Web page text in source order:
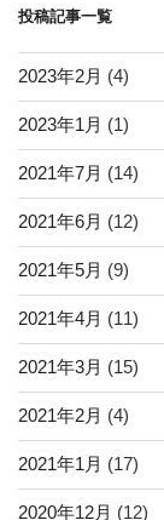
投稿記事一覧
2023年2月 (4)
2023年1月 (1)
2021年7月 (14)
2021年6月 (12)
2021年5月 (9)
2021年4月 (11)
2021年3月 (15)
2021年2月 (4)
2021年1月 (17)
2020年12月 (12)